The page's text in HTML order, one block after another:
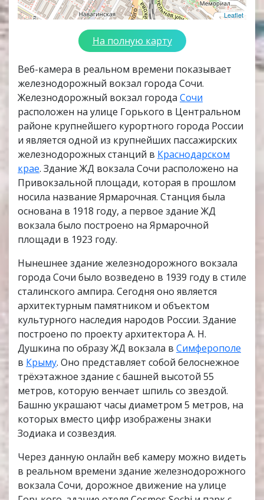
Leaflet
На полную карту
Веб-камера в реальном времени показывает
железнодорожный вокзал города Сочи.
Железнодорожный вокзал города Сочи
расположен на улице Горького в Центральном
районе крупнейшего курортного города России
и является одной из крупнейших пассажирских
железнодорожных станций в Краснодарском
крае. Здание ЖД вокзала Сочи расположено на
Привокзальной площади, которая в прошлом
носила название Ярмарочная. Станция была
основана в 1918 году, а первое здание ЖД
вокзала было построено на Ярмарочной
площади в 1923 году.
Нынешнее здание железнодорожного вокзала
города Сочи было возведено в 1939 году в стиле
сталинского ампира. Сегодня оно является
архитектурным памятником и объектом
культурного наследия народов России. Здание
построено по проекту архитектора А. Н.
Душкина по образу ЖД вокзала в Симферополе
в Крыму. Оно представляет собой белоснежное
трёхэтажное здание с башней высотой 55
метров, которую венчает шпиль со звездой.
Башню украшают часы диаметром 5 метров, на
которых вместо цифр изображены знаки
Зодиака и созвездия.
Через данную онлайн веб камеру можно видеть
в реальном времени здание железнодорожного
вокзала Сочи, дорожное движение на улице